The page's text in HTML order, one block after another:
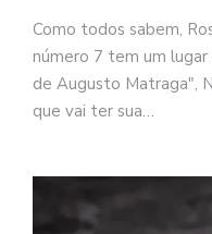
Como todos sabem,
número 7 tem um
de Augusto Matraga",
que vai ter sua…